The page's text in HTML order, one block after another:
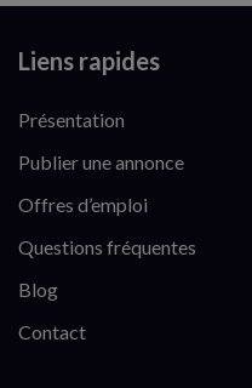
Liens rapides
Présentation
Publier une annonce
Offres d’emploi
Questions fréquentes
Blog
Contact